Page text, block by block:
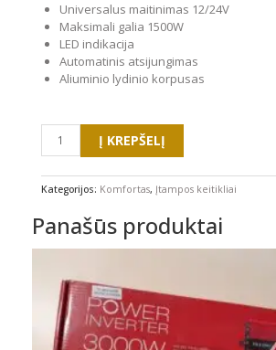
Universalus maitinimas 12/24V
Maksimali galia 1500W
LED indikacija
Automatinis atsijungimas
Aliuminio lydinio korpusas
kiekis:
keitiklis
12/24V
220v
Į KREPŠELĮ
Kategorijos: Komfortas, Įtampos keitikliai
Panašūs produktai